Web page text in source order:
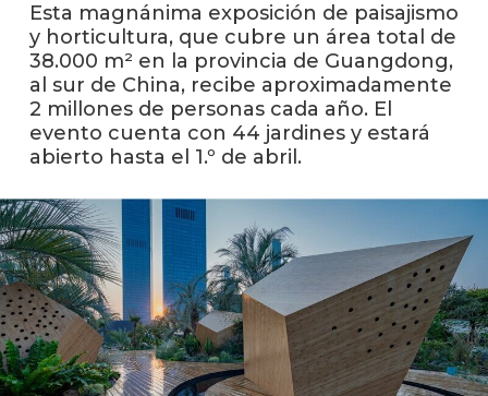
Blog
de
y
Esta magnánima exposición de paisajismo
y horticultura, que cubre un área total de
38.000 m² en la provincia de Guangdong,
al sur de China, recibe aproximadamente
2 millones de personas cada año. El
evento cuenta con 44 jardines y estará
abierto hasta el 1.º de abril.